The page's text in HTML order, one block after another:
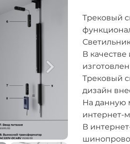
Трековый
В
Трековый
дизайн
На данную
интернет-
В